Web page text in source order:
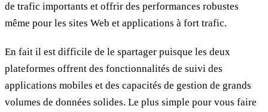
de trafic importants et offrir des performances robustes
même pour les sites Web et applications à fort trafic.
En fait il est difficile de le spartager puisque les deux
plateformes offrent des fonctionnalités de suivi des
applications mobiles et des capacités de gestion de grands
volumes de données solides. Le plus simple pour vous faire